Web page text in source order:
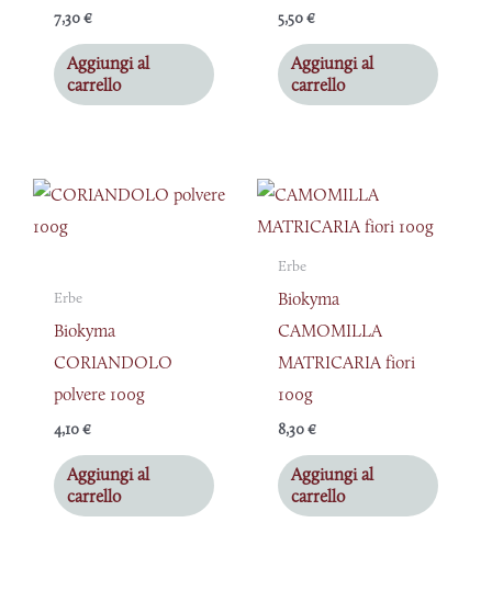
7,30€
Aggiungi al
carrello
5,50€
Aggiungi al
carrello
Erbe
Biokyma
CORIANDOLO
polvere 100g
4,10€
Aggiungi al
carrello
Erbe
Biokyma
CAMOMILLA
MATRICARIA fiori
100g
8,30€
Aggiungi al
carrello